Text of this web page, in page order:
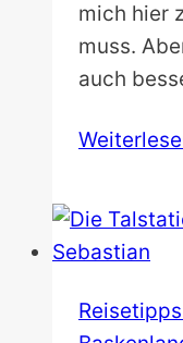
mich hier
muss.
auch